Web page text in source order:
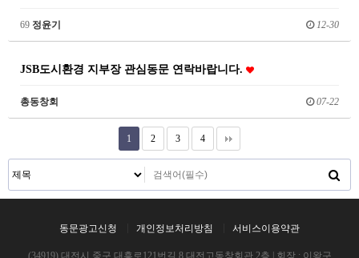
69 정윤기 12-30
JSB도시환경 지부장 관심동문 연락바랍니다.
총동창회 07-22
1 2 3 4
동문광고신청 개인정보처리방침 서비스이용약관